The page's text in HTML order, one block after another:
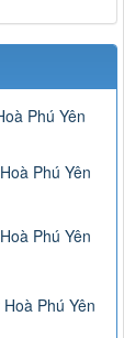
Phú Yên
Phú Yên
Phú Yên
Phú Yên